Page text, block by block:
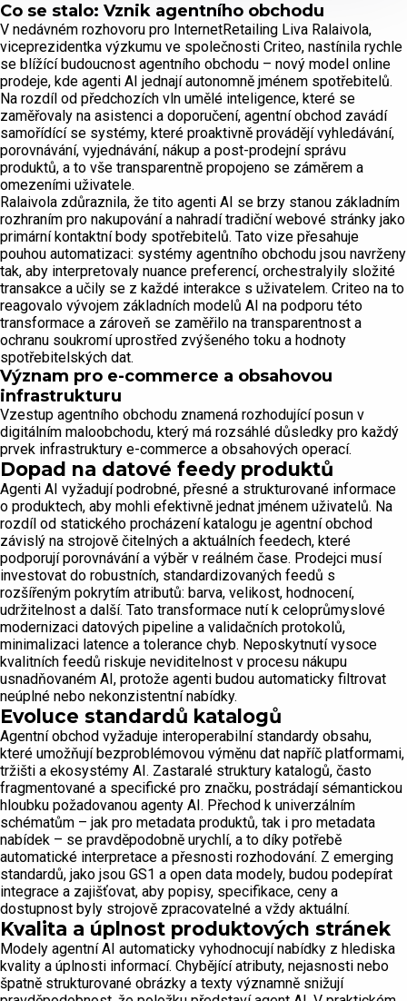
Co se stalo: Vznik agentního obchodu
V nedávném rozhovoru pro InternetRetailing Liva Ralaivola,
viceprezidentka výzkumu ve společnosti Criteo, nastínila rychle
se blížící budoucnost agentního obchodu – nový model online
prodeje, kde agenti AI jednají autonomně jménem spotřebitelů.
Na rozdíl od předchozích vln umělé inteligence, které se
zaměřovaly na asistenci a doporučení, agentní obchod zavádí
samořídící se systémy, které proaktivně provádějí vyhledávání,
porovnávání, vyjednávání, nákup a post-prodejní správu
produktů, a to vše transparentně propojeno se záměrem a
omezeními uživatele.
Ralaivola zdůraznila, že tito agenti AI se brzy stanou základním
rozhraním pro nakupování a nahradí tradiční webové stránky jako
primární kontaktní body spotřebitelů. Tato vize přesahuje
pouhou automatizaci: systémy agentního obchodu jsou navrženy
tak, aby interpretovaly nuance preferencí, orchestralyily složité
transakce a učily se z každé interakce s uživatelem. Criteo na to
reagovalo vývojem základních modelů AI na podporu této
transformace a zároveň se zaměřilo na transparentnost a
ochranu soukromí uprostřed zvýšeného toku a hodnoty
spotřebitelských dat.
Význam pro e-commerce a obsahovou
infrastrukturu
Vzestup agentního obchodu znamená rozhodující posun v
digitálním maloobchodu, který má rozsáhlé důsledky pro každý
prvek infrastruktury e-commerce a obsahových operací.
Dopad na datové feedy produktů
Agenti AI vyžadují podrobné, přesné a strukturované informace
o produktech, aby mohli efektivně jednat jménem uživatelů. Na
rozdíl od statického procházení katalogu je agentní obchod
závislý na strojově čitelných a aktuálních feedech, které
podporují porovnávání a výběr v reálném čase. Prodejci musí
investovat do robustních, standardizovaných feedů s
rozšířeným pokrytím atributů: barva, velikost, hodnocení,
udržitelnost a další. Tato transformace nutí k celoprůmyslové
modernizaci datových pipeline a validačních protokolů,
minimalizaci latence a tolerance chyb. Neposkytnutí vysoce
kvalitních feedů riskuje neviditelnost v procesu nákupu
usnadňovaném AI, protože agenti budou automaticky filtrovat
neúplné nebo nekonzistentní nabídky.
Evoluce standardů katalogů
Agentní obchod vyžaduje interoperabilní standardy obsahu,
které umožňují bezproblémovou výměnu dat napříč platformami,
tržišti a ekosystémy AI. Zastaralé struktury katalogů, často
fragmentované a specifické pro značku, postrádají sémantickou
hloubku požadovanou agenty AI. Přechod k univerzálním
schématům – jak pro metadata produktů, tak i pro metadata
nabídek – se pravděpodobně urychlí, a to díky potřebě
automatické interpretace a přesnosti rozhodování. Z emerging
standardů, jako jsou GS1 a open data modely, budou podepírat
integrace a zajišťovat, aby popisy, specifikace, ceny a
dostupnost byly strojově zpracovatelné a vždy aktuální.
Kvalita a úplnost produktových stránek
Modely agentní AI automaticky vyhodnocují nabídky z hlediska
kvality a úplnosti informací. Chybějící atributy, nejasnosti nebo
špatně strukturované obrázky a texty významně snižují